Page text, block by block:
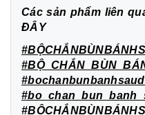
Các sản phẩm liên
ĐÂY